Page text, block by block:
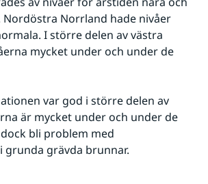
Nordöstra Norrland hade nivåer
I större delen av västra
mycket under och under de
är mycket under och under de
bli problem med
grunda grävda brunnar.